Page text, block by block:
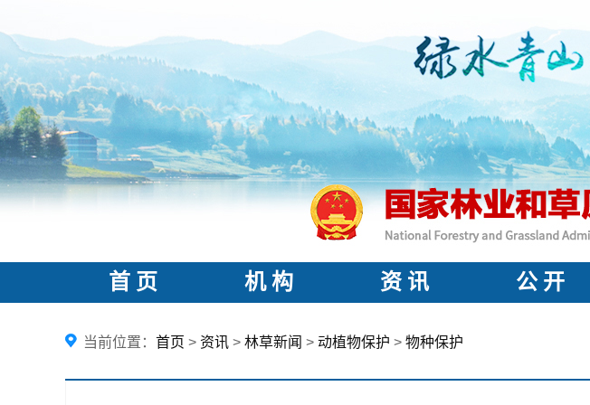
首 页 机 构 资 讯 公 开
当前位置： 首页 > 资讯 > 林草新闻 > 动植物保护 > 物种保护